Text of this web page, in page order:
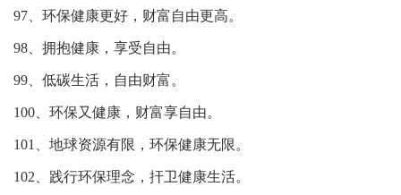
97、环保健康更好，财富自由更高。
98、拥抱健康，享受自由。
99、低碳生活，自由财富。
100、环保又健康，财富享自由。
101、地球资源有限，环保健康无限。
102、践行环保理念，扞卫健康生活。